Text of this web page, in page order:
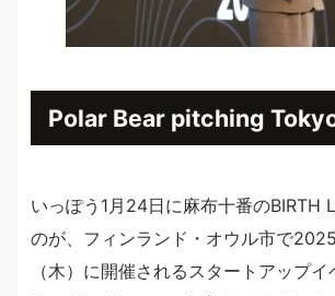
Polar Bear pitching
いっぽう1月24日に麻布十番のBIRTH
のが、フィンランド・オウル市で
（木）に開催されるスタートアップ